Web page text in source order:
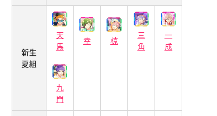
新生
夏組
天
馬
幸 椋
三
角
一
成
九
門